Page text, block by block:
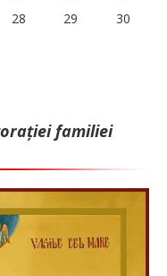
28 29
30
familiei